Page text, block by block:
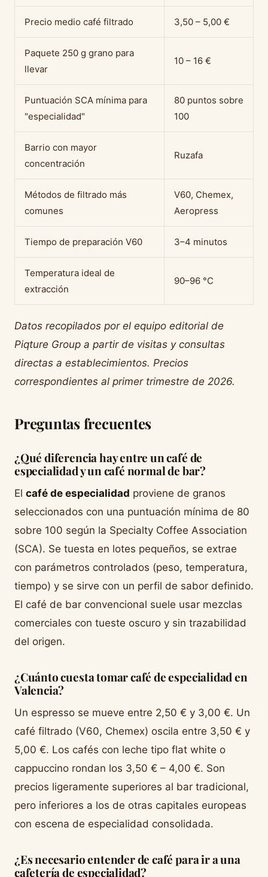
Precio medio café filtrado 3,50 – 5,00 €
Paquete 250 g grano para
llevar
10 – 16 €
Puntuación SCA mínima para
"especialidad"
80 puntos sobre
100
Barrio con mayor
concentración
Ruzafa
Métodos de filtrado más
comunes
V60, Chemex,
Aeropress
Tiempo de preparación V60 3–4 minutos
Temperatura ideal de
extracción
90–96 °C
Datos recopilados por el equipo editorial de
Piqture Group a partir de visitas y consultas
directas a establecimientos. Precios
correspondientes al primer trimestre de 2026.
Preguntas frecuentes
¿Qué diferencia hay entre un café de
especialidad y un café normal de bar?
El café de especialidad proviene de granos
seleccionados con una puntuación mínima de 80
sobre 100 según la Specialty Coffee Association
(SCA). Se tuesta en lotes pequeños, se extrae
con parámetros controlados (peso, temperatura,
tiempo) y se sirve con un perfil de sabor definido.
El café de bar convencional suele usar mezclas
comerciales con tueste oscuro y sin trazabilidad
del origen.
¿Cuánto cuesta tomar café de especialidad en
Valencia?
Un espresso se mueve entre 2,50 € y 3,00 €. Un
café filtrado (V60, Chemex) oscila entre 3,50 € y
5,00 €. Los cafés con leche tipo flat white o
cappuccino rondan los 3,50 € – 4,00 €. Son
precios ligeramente superiores al bar tradicional,
pero inferiores a los de otras capitales europeas
con escena de especialidad consolidada.
¿Es necesario entender de café para ir a una
cafetería de especialidad?